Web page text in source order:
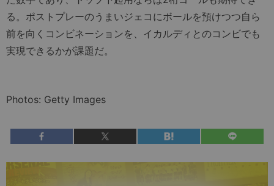
る。ポストプレーのうまいジェコにボールを預けつつ自ら
前を向くコンビネーションを、イカルディとのコンビでも
実現できるかが課題だ。
Photos: Getty Images